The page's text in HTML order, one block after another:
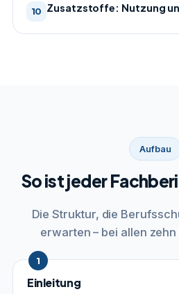
10 Zusatzstoffe: Nutzung
Aufbau
So ist jeder
Die Struktur, die
erwarten – bei allen
1
Einleitung